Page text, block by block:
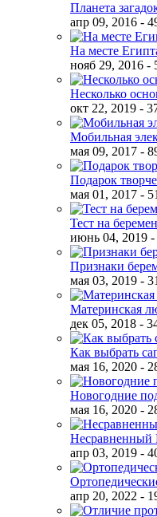
Планета
апр 09, 2016 -
На месте
нояб 29, 2016 -
Несколько
окт 22, 2019 -
Мобильная
мая 09, 2017 -
Подарок
мая 01, 2017 -
Тест на
июнь 04, 2019 -
Признаки
мая 03, 2019 -
Материнская
дек 05, 2018 -
Как выбрать
мая 16, 2020 -
Новогодние
мая 16, 2020 -
Несравненный
апр 03, 2019 -
апр 20, 2022 -